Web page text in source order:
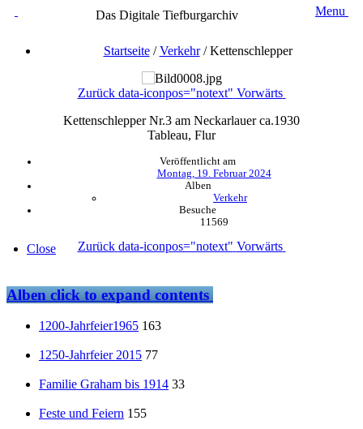
Das Digitale Tiefburgarchiv Menu
Startseite/Verkehr/Kettenschlepper
Zurück data-iconpos="notext" Vorwärts
Kettenschlepper Nr.3 am Neckarlauer ca.1930
Tableau, Flur
Veröffentlicht am
Montag, 19. Februar 2024
Alben
Verkehr
Besuche
11569
Zurück data-iconpos="notext" Vorwärts
Close
Albenclick to expand contents
1200-Jahrfeier1965 163
1250-Jahrfeier 2015 77
Familie Graham bis 1914 33
Feste und Feiern 155